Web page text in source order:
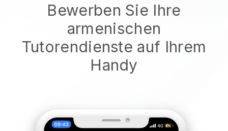
Bewerben Sie Ihre
armenischen
Tutorendienste auf Ihrem
Handy